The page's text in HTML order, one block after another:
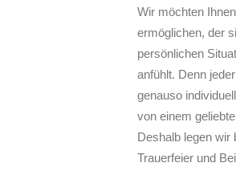
Wir möchten
ermöglichen, der
persönlichen
anfühlt. Denn
genauso
von einem
Deshalb legen wir
Trauerfeier und